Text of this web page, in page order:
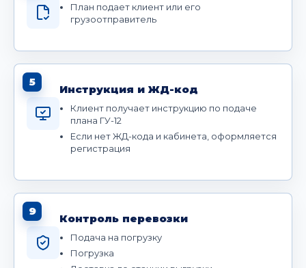
План подает клиент или его
грузоотправитель
5
Инструкция и ЖД-код
Клиент получает инструкцию по подаче
плана ГУ-12
Если нет ЖД-кода и кабинета, оформляется
регистрация
9
Контроль перевозки
Подача на погрузку
Погрузка